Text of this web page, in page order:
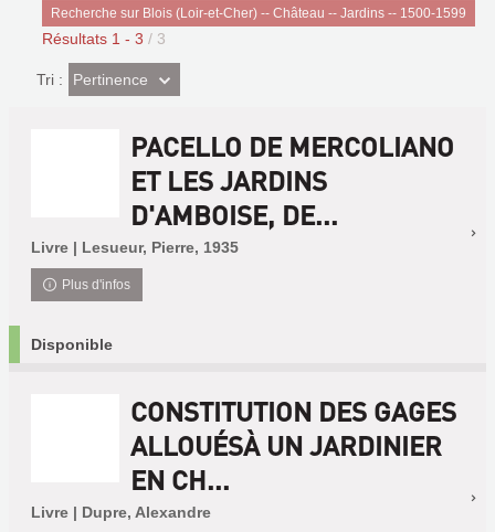
Recherche sur Blois (Loir-et-Cher) -- Château -- Jardins -- 1500-1599
Résultats 1 - 3 / 3
Tri : (Effet
imédiat)
Pertinence
PACELLO DE MERCOLIANO
ET LES JARDINS
D'AMBOISE, DE...
Livre | Lesueur, Pierre, 1935
Plus d'infos
Disponible
CONSTITUTION DES GAGES
ALLOUÉSÀ UN JARDINIER
EN CH...
Livre | Dupre, Alexandre